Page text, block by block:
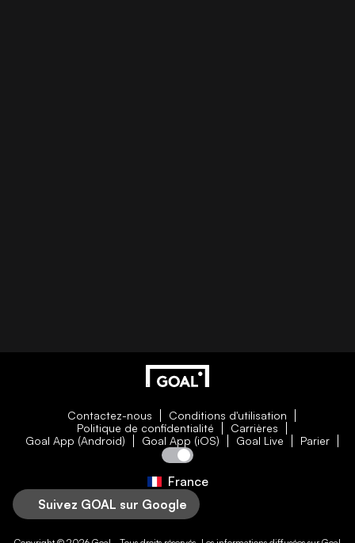
Contactez-nous
Conditions d'utilisation
Politique de confidentialité
Carrières
Goal App (Android)
Goal App (iOS) Goal Live Parier
France
Suivez GOAL sur Google